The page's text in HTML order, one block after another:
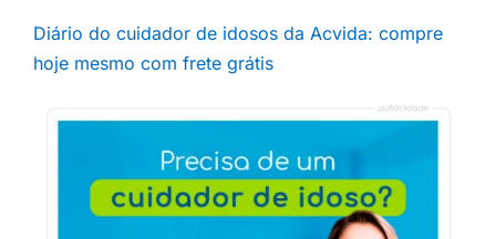
Diário do cuidador de idosos da Acvida: compre
hoje mesmo com frete grátis